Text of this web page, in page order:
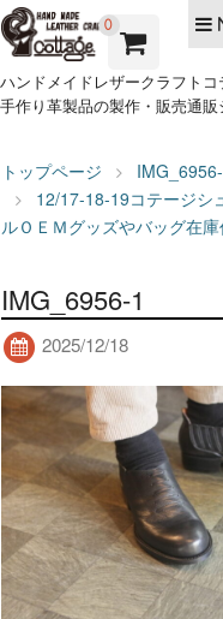
0
ハンドメイドレザークラフト
手作り革製品の製作・販売通販
トップページ
12/17-18-19コテージシ
ルＯＥＭグッズやバッグ在
IMG_6956-1
2025/12/18